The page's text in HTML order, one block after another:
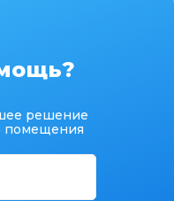
решение
помещения